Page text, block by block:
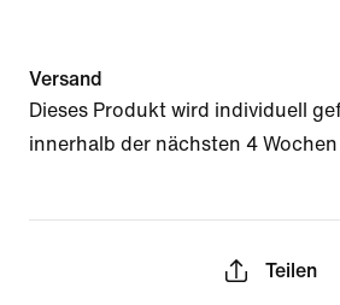
Versand
Dieses Produkt wird individuell
innerhalb der nächsten 4
Teilen